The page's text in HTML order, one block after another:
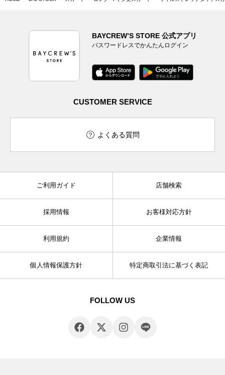
BAYCREW’S STORE 公式アプリ
パスワードレスでかんたんログイン
CUSTOMER SERVICE
よくある質問
ご利用ガイド 店舗検索
採用情報 お客様対応方針
利用規約 企業情報
個人情報保護方針 特定商取引法に基づく表記
FOLLOW US